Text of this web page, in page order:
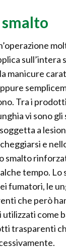
smalto
manicure
Tra i
vi sono
a
e
smalto
tempo.
fumatori, le
che però
utilizzati come
trasparenti